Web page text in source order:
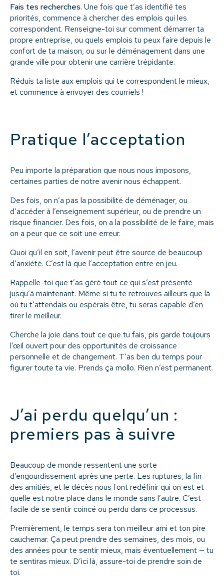
Fais tes recherches. Une fois que t’as identifié tes
priorités, commence à chercher des emplois qui les
correspondent. Renseigne-toi sur comment démarrer ta
propre entreprise, ou quels emplois tu peux faire depuis le
confort de ta maison, ou sur le déménagement dans une
grande ville pour obtenir une carrière trépidante.
Réduis ta liste aux emplois qui te correspondent le mieux,
et commence à envoyer des courriels !
Pratique l’acceptation
Peu importe la préparation que nous nous imposons,
certaines parties de notre avenir nous échappent.
Des fois, on n’a pas la possibilité de déménager, ou
d’accéder à l’enseignement supérieur, ou de prendre un
risque financier. Des fois, on a la possibilité de le faire, mais
on a peur que ce soit une erreur.
Quoi qu’il en soit, l’avenir peut être source de beaucoup
d’anxiété. C’est là que l’acceptation entre en jeu.
Rappelle-toi que t’as géré tout ce qui s’est présenté
jusqu’à maintenant. Même si tu te retrouves ailleurs que là
où tu t’attendais ou espérais être, tu seras capable d’en
tirer le meilleur.
Cherche la joie dans tout ce que tu fais, pis garde toujours
l’œil ouvert pour des opportunités de croissance
personnelle et de changement. T’as ben du temps pour
figurer toute ta vie. Prends ça mollo. Rien n’est permanent.
J’ai perdu quelqu’un :
premiers pas à suivre
Beaucoup de monde ressentent une sorte
d’engourdissement après une perte. Les ruptures, la fin
des amitiés, et le décès nous font redéfinir qui on est et
quelle est notre place dans le monde sans l’autre. C’est
facile de se sentir coincé ou perdu dans ce processus.
Premièrement, le temps sera ton meilleur ami et ton pire
cauchemar. Ça peut prendre des semaines, des mois, ou
des années pour te sentir mieux, mais éventuellement — tu
te sentiras mieux. D’ici là, assure-toi de prendre soin de
toi.